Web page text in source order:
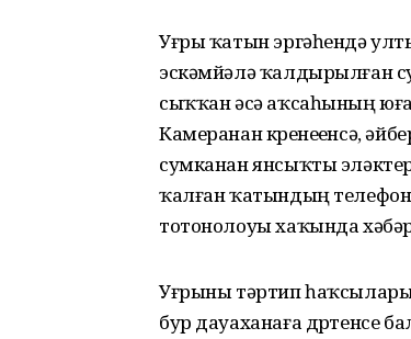
Уғры ҡатын эргәһендә
эскәмйәлә ҡалдырылған
сыҡҡан әсә аҡсаһының
Камеранан күренеүенсә,
сумканан янсыҡты
ҡалған ҡатындың
тотонолоуы хаҡында
Уғрыны тәртип
бур дауаханаға дүртенсе